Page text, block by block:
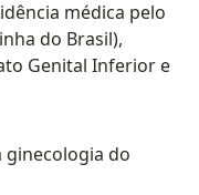
médica pelo
do Brasil),
Genital Inferior e
ginecologia do